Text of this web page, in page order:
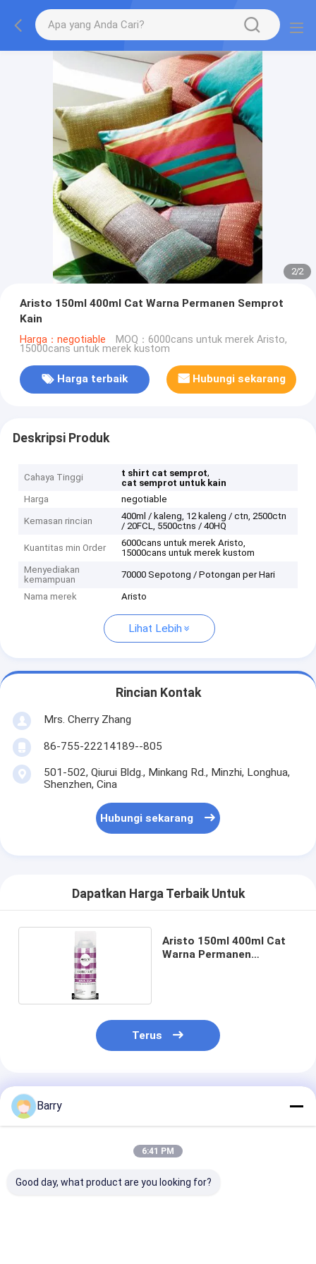
2/2
Aristo 150ml 400ml Cat Warna Permanen Semprot
Kain
Harga：negotiable MOQ：6000cans untuk merek Aristo,
15000cans untuk merek kustom
Harga terbaik Hubungi sekarang
Deskripsi Produk
Cahaya Tinggi t shirt cat semprot,
cat semprot untuk kain
Harga
negotiable
Kemasan rincian
400ml / kaleng, 12 kaleng / ctn, 2500ctn
/ 20FCL, 5500ctns / 40HQ
Kuantitas min Order
6000cans untuk merek Aristo,
15000cans untuk merek kustom
Menyediakan
kemampuan
70000 Sepotong / Potongan per Hari
Nama merek Aristo
Lihat Lebih
Rincian Kontak
Mrs. Cherry Zhang
86-755-22214189--805
501-502, Qiurui Bldg., Minkang Rd., Minzhi, Longhua,
Shenzhen, Cina
Hubungi sekarang
Dapatkan Harga Terbaik Untuk
Aristo 150ml 400ml Cat
Warna Permanen
Terus
Rekomendasi Produk
Barry
6:41 PM
Good day, what product are you looking for?